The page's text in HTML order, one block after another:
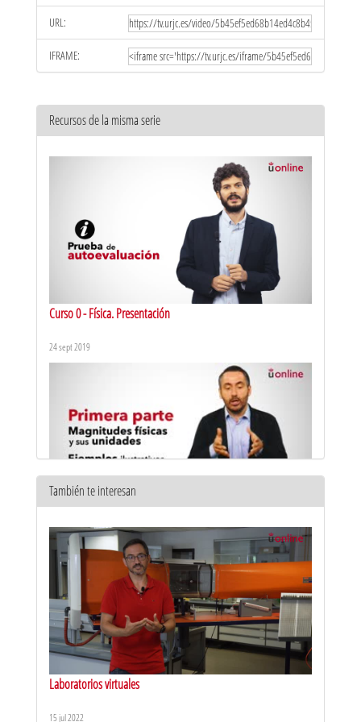
URL:
IFRAME:
Recursos de la misma serie
Curso 0 - Física. Presentación
24 sept 2019
7 jun 2018
También te interesan
Laboratorios virtuales
15 jul 2022